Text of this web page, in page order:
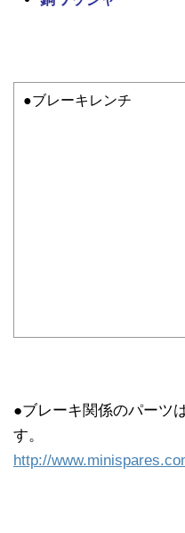
●ブレーキレンチ
●ブレーキ関係のパーツ
す。
http://